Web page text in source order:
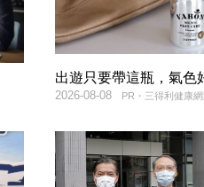
出遊只要帶這瓶，氣色
PR・三得利健康
2026-08-08